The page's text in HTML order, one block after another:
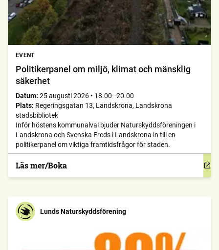
EVENT
Politikerpanel om miljö, klimat och mänsklig
säkerhet
Datum: 25 augusti 2026 • 18.00–20.00
Plats: Regeringsgatan 13, Landskrona, Landskrona
stadsbibliotek
Inför höstens kommunalval bjuder Naturskyddsföreningen i
Landskrona och Svenska Freds i Landskrona in till en
politikerpanel om viktiga framtidsfrågor för staden.
Läs mer/Boka
Lunds Naturskyddsförening